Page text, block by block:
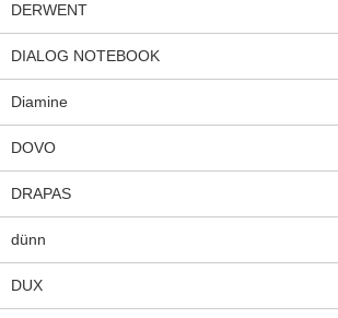
DERWENT
DIALOG NOTEBOOK
Diamine
DOVO
DRAPAS
dünn
DUX